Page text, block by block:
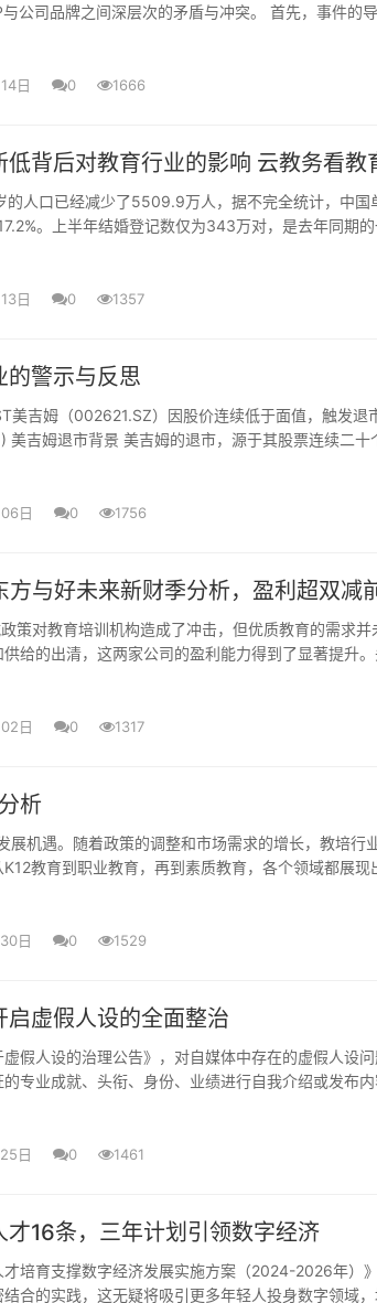
公司品牌之间深层次的矛盾与冲突。 首先，事件的
日 0 1666
背后对教育行业的影响 云教务看教
人口已经减少了5509.9万人，据不完全统计，中国
。上半年结婚登记数仅为343万对，是去年同期的
日 0 1357
的警示与反思
美吉姆（002621.SZ）因股价连续低于面值，触发退
美吉姆退市背景 美吉姆的退市，源于其股票连续二十
日 0 1756
与好未来新财季分析，盈利超双减
策对教育培训机构造成了冲击，但优质教育的需求并
给的出清，这两家公司的盈利能力得到了显著提升。
日 0 1317
析
展机遇。随着政策的调整和市场需求的增长，教培行
教育到职业教育，再到素质教育，各个领域都展现
日 0 1529
虚假人设的全面整治
假人设的治理公告》，对自媒体中存在的虚假人设
专业成就、头衔、身份、业绩进行自我介绍或发布内
日 0 1461
16条，三年计划引领数字经济
培育支撑数字经济发展实施方案（2024-2026年）
合的实践，这无疑将吸引更多年轻人投身数字领域，